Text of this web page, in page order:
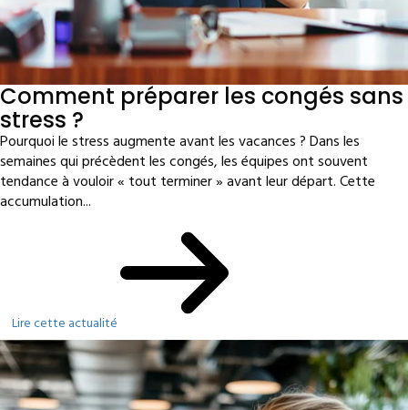
Comment préparer les congés sans
stress ?
Pourquoi le stress augmente avant les vacances ? Dans les
semaines qui précèdent les congés, les équipes ont souvent
tendance à vouloir « tout terminer » avant leur départ. Cette
accumulation...
Lire cette actualité